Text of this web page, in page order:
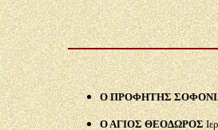
Ο ΠΡΟΦΗΤΗΣ
Ο ΑΓΙΟΣ ΘΕΟΔΩΡΟΣ